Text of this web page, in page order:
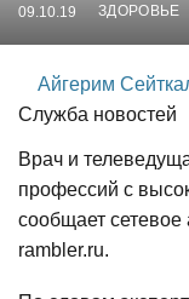
09.10.19 ЗДОРОВЬЕ
Айгерим
Служба новостей
Врач и
профессий с
сообщает сетевое
rambler.ru.